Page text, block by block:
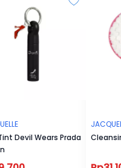
Devil Wears Prada